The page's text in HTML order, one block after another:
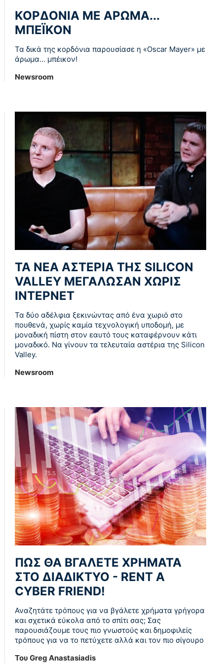
ΚΟΡΔΟΝΙΑ ΜΕ ΑΡΩΜΑ...
ΜΠΕΪΚΟΝ
Τα δικά της κορδόνια παρουσίασε η «Oscar Mayer» με
άρωμα... μπέικον!
Newsroom
ΤΑ ΝΕΑ ΑΣΤΕΡΙΑ ΤΗΣ SILICON
VALLEY ΜΕΓΑΛΩΣΑΝ ΧΩΡΙΣ
ΙΝΤΕΡΝΕΤ
Τα δύο αδέλφια ξεκινώντας από ένα χωριό στο
πουθενά, χωρίς καμία τεχνολογική υποδομή, με
μοναδική πίστη στον εαυτό τους καταφέρνουν κάτι
μοναδικό. Να γίνουν τα τελευταία αστέρια της Silicon
Valley.
Newsroom
ΠΩΣ ΘΑ ΒΓΑΛΕΤΕ ΧΡΗΜΑΤΑ
ΣΤΟ ΔΙΑΔΙΚΤΥΟ - RENT A
CYBER FRIEND!
Αναζητάτε τρόπους για να βγάλετε χρήματα γρήγορα
και σχετικά εύκολα από το σπίτι σας; Σας
παρουσιάζουμε τους πιο γνωστούς και δημοφιλείς
τρόπους για να το πετύχετε αλλά και τον πιο σίγουρο
Του Greg Anastasiadis